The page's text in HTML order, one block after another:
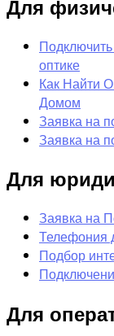
Для
оптике
Как Найти
Домом
Заявка на
Заявка на
Для
Заявка на
Телефония
Подбор
Для